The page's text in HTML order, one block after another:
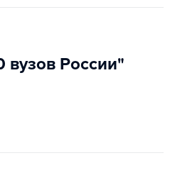
вузов России"